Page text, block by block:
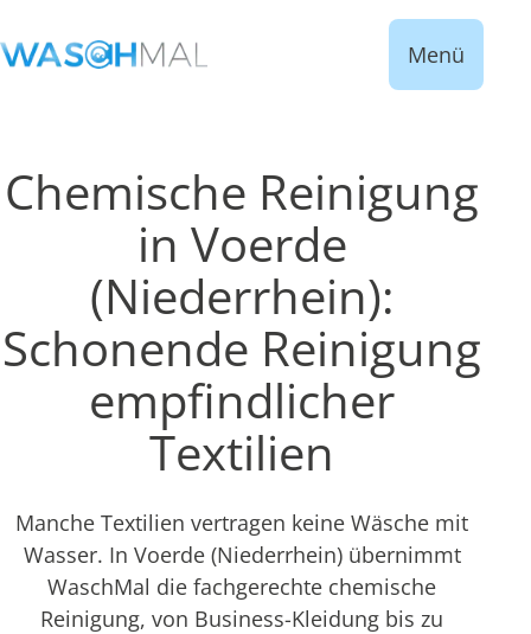
Menü
Chemische Reinigung
in Voerde
(Niederrhein):
Schonende Reinigung
empfindlicher
Textilien
Manche Textilien vertragen keine Wäsche mit
Wasser. In Voerde (Niederrhein) übernimmt
WaschMal die fachgerechte chemische
Reinigung, von Business-Kleidung bis zu